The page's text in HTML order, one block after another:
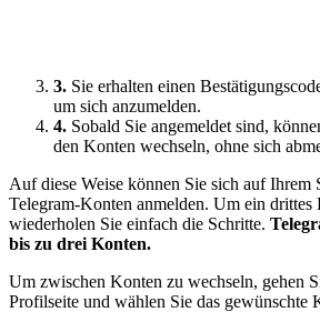
3. Sie erhalten einen
um sich anzumelden.
4. Sobald Sie angemeldet sind,
den Konten wechseln, ohne sich
Auf diese Weise können Sie sich auf Ihrem
Telegram-Konten anmelden. Um ein
wiederholen Sie einfach die Schritte.
bis zu drei Konten.
Um zwischen Konten zu wechseln, gehen
Profilseite und wählen Sie das gewünschte